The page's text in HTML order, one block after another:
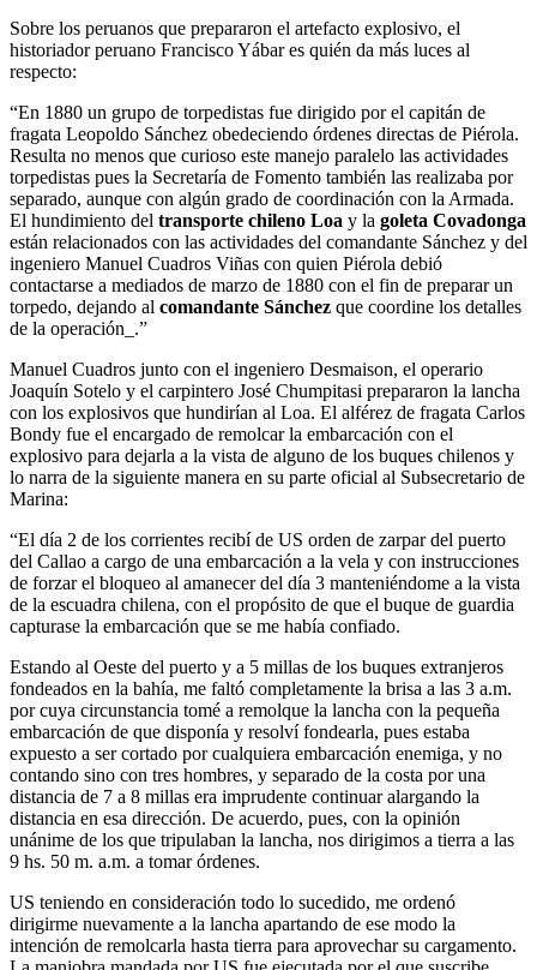
Sobre los peruanos que prepararon el artefacto explosivo, el
historiador peruano Francisco Yábar es quién da más luces al
respecto:
“En 1880 un grupo de torpedistas fue dirigido por el capitán de
fragata Leopoldo Sánchez obedeciendo órdenes directas de Piérola.
Resulta no menos que curioso este manejo paralelo las actividades
torpedistas pues la Secretaría de Fomento también las realizaba por
separado, aunque con algún grado de coordinación con la Armada.
El hundimiento del transporte chileno Loa y la goleta Covadonga
están relacionados con las actividades del comandante Sánchez y del
ingeniero Manuel Cuadros Viñas con quien Piérola debió
contactarse a mediados de marzo de 1880 con el fin de preparar un
torpedo, dejando al comandante Sánchez que coordine los detalles
de la operación_.”
Manuel Cuadros junto con el ingeniero Desmaison, el operario
Joaquín Sotelo y el carpintero José Chumpitasi prepararon la lancha
con los explosivos que hundirían al Loa. El alférez de fragata Carlos
Bondy fue el encargado de remolcar la embarcación con el
explosivo para dejarla a la vista de alguno de los buques chilenos y
lo narra de la siguiente manera en su parte oficial al Subsecretario de
Marina:
“El día 2 de los corrientes recibí de US orden de zarpar del puerto
del Callao a cargo de una embarcación a la vela y con instrucciones
de forzar el bloqueo al amanecer del día 3 manteniéndome a la vista
de la escuadra chilena, con el propósito de que el buque de guardia
capturase la embarcación que se me había confiado.
Estando al Oeste del puerto y a 5 millas de los buques extranjeros
fondeados en la bahía, me faltó completamente la brisa a las 3 a.m.
por cuya circunstancia tomé a remolque la lancha con la pequeña
embarcación de que disponía y resolví fondearla, pues estaba
expuesto a ser cortado por cualquiera embarcación enemiga, y no
contando sino con tres hombres, y separado de la costa por una
distancia de 7 a 8 millas era imprudente continuar alargando la
distancia en esa dirección. De acuerdo, pues, con la opinión
unánime de los que tripulaban la lancha, nos dirigimos a tierra a las
9 hs. 50 m. a.m. a tomar órdenes.
US teniendo en consideración todo lo sucedido, me ordenó
dirigirme nuevamente a la lancha apartando de ese modo la
intención de remolcarla hasta tierra para aprovechar su cargamento.